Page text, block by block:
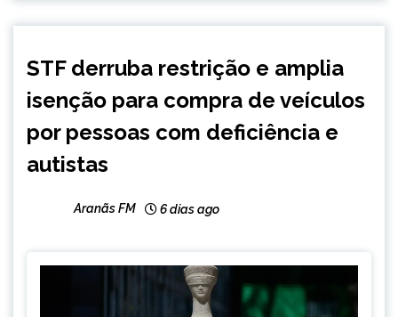
NOTÍCIAS
STF derruba restrição e amplia
isenção para compra de veículos
por pessoas com deficiência e
autistas
Aranãs FM 6 dias ago